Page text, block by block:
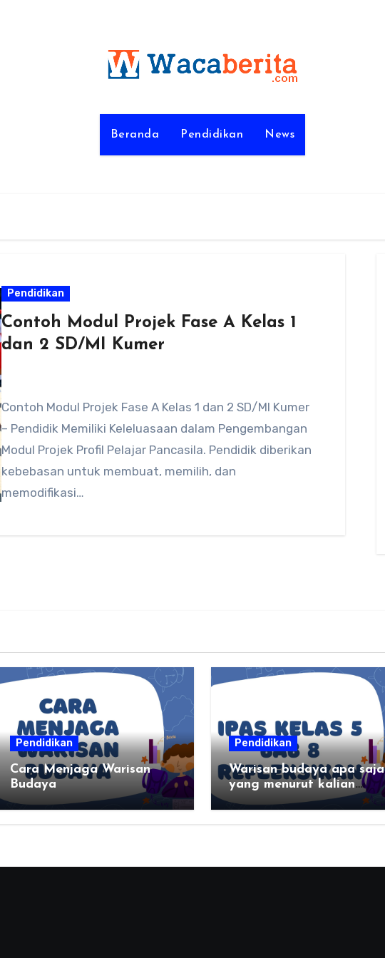
Beranda Pendidikan News
Pendidikan
Contoh Modul Projek Fase A Kelas 1
dan 2 SD/MI Kumer
Contoh Modul Projek Fase A Kelas 1 dan 2 SD/MI Kumer
– Pendidik Memiliki Keleluasaan dalam Pengembangan
Modul Projek Profil Pelajar Pancasila. Pendidik diberikan
kebebasan untuk membuat, memilih, dan
memodifikasi…
Pendidikan
Cara Menjaga Warisan
Budaya
Pendidikan
Warisan budaya apa saja
yang menurut kalian
paling menarik di daerah
kalian?